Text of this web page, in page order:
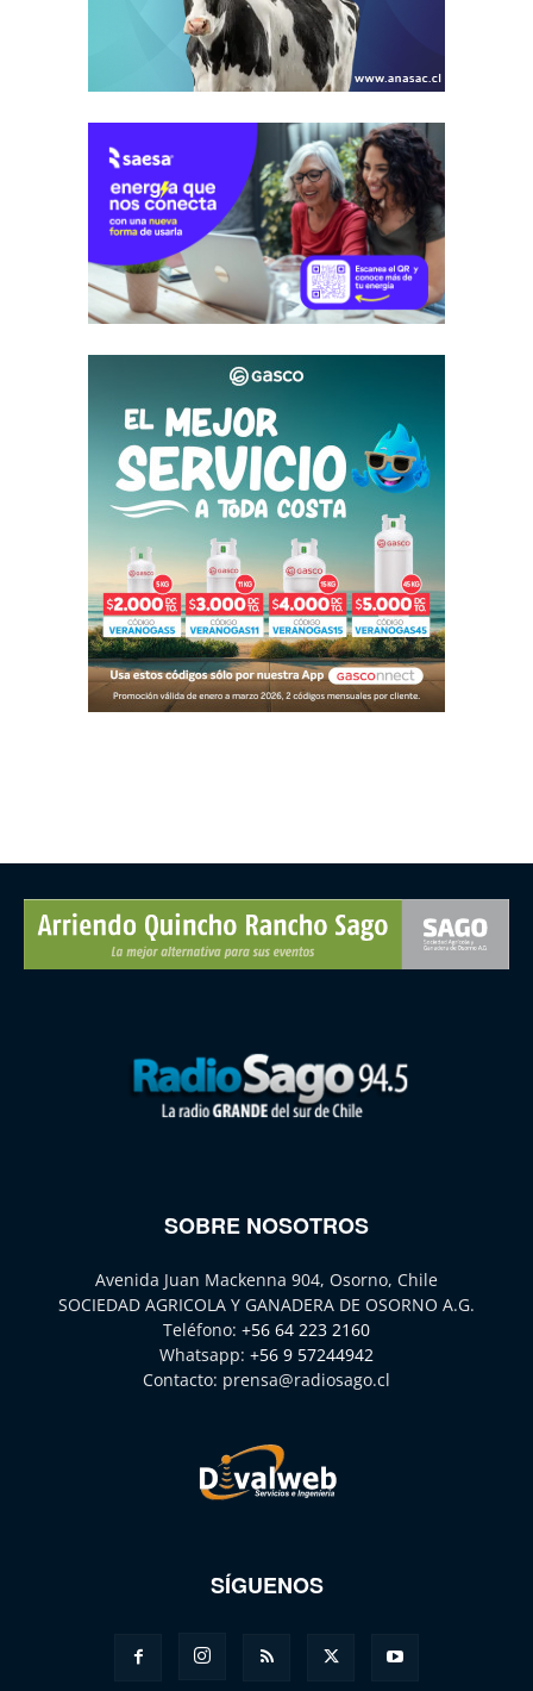
SOBRE NOSOTROS
Avenida Juan Mackenna 904, Osorno, Chile
SOCIEDAD AGRICOLA Y GANADERA DE OSORNO A.G.
Teléfono: +56 64 223 2160
Whatsapp: +56 9 57244942
Contacto: prensa@radiosago.cl
SÍGUENOS